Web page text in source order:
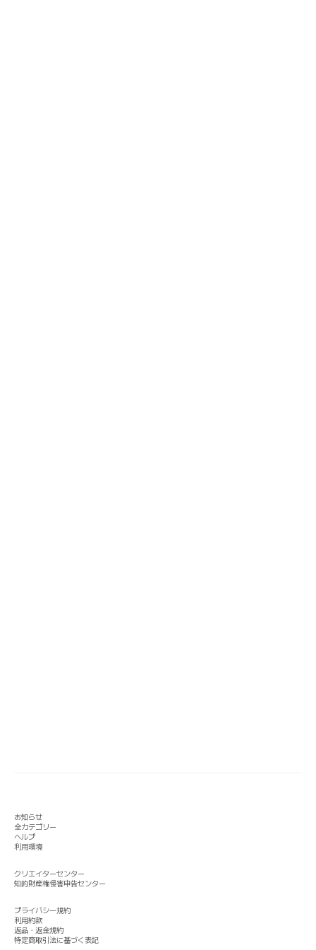
お知らせ
全カテゴリー
ヘルプ
利用環境
クリエイターセンター
知的財産権侵害申告センター
プライバシー規約
利用約款
返品・返金規約
特定商取引法に基づく表記